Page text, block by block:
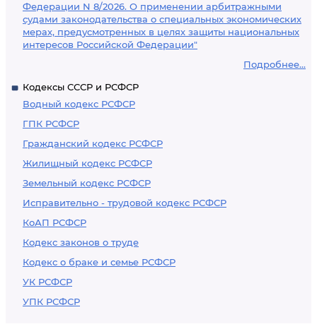
Федерации N 8/2026. О применении арбитражными
судами законодательства о специальных экономических
мерах, предусмотренных в целях защиты национальных
интересов Российской Федерации"
Подробнее...
Кодексы СССР и РСФСР
Водный кодекс РСФСР
ГПК РСФСР
Гражданский кодекс РСФСР
Жилищный кодекс РСФСР
Земельный кодекс РСФСР
Исправительно - трудовой кодекс РСФСР
КоАП РСФСР
Кодекс законов о труде
Кодекс о браке и семье РСФСР
УК РСФСР
УПК РСФСР